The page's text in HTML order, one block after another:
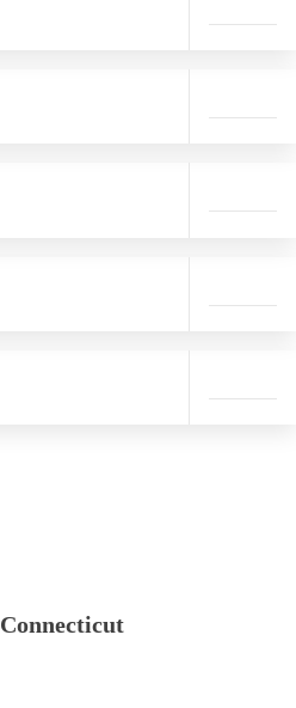
Connecticut